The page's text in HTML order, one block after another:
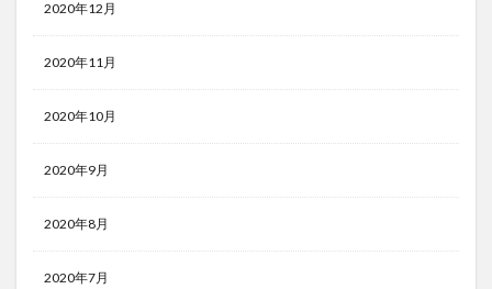
2020年12月
2020年11月
2020年10月
2020年9月
2020年8月
2020年7月